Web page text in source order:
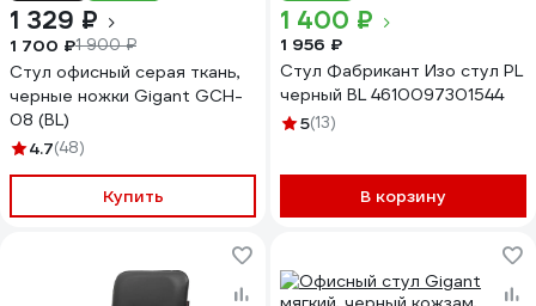
1 329 ₽
1 700 ₽1 900 ₽
Стул офисный серая ткань,
черные ножки Gigant GCH-
08 (BL)
4.7(48)
Купить
1 400 ₽
1 956 ₽
Стул Фабрикант Изо стул PL
черный BL 4610097301544
5(13)
В корзину